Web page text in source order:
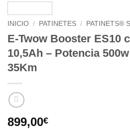
INICIO / PATINETES / PATINETS®
E-Twow Booster ES10
10,5Ah – Potencia
35Km
899,00€